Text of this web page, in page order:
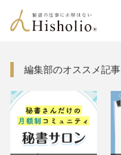
編集部のオススメ記事